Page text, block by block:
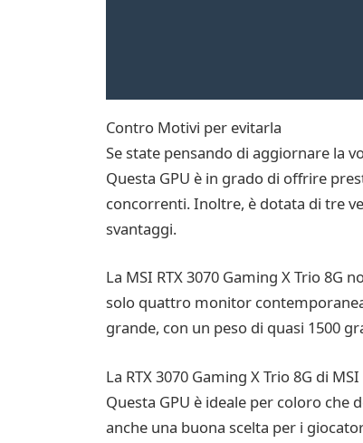
Contro Motivi per evitarla
Se state pensando di aggiornare la
Questa GPU è in grado di offrire
concorrenti. Inoltre, è dotata di tre
svantaggi.
La MSI RTX 3070 Gaming X Trio
solo quattro monitor
grande, con un peso di quasi 1500
La RTX 3070 Gaming X Trio 8G di
Questa GPU è ideale per coloro che
anche una buona scelta per i